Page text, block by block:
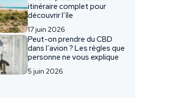
itinéraire complet pour
découvrir l’île
17 juin 2026
Peut-on prendre du CBD
dans l’avion ? Les règles que
personne ne vous explique
5 juin 2026